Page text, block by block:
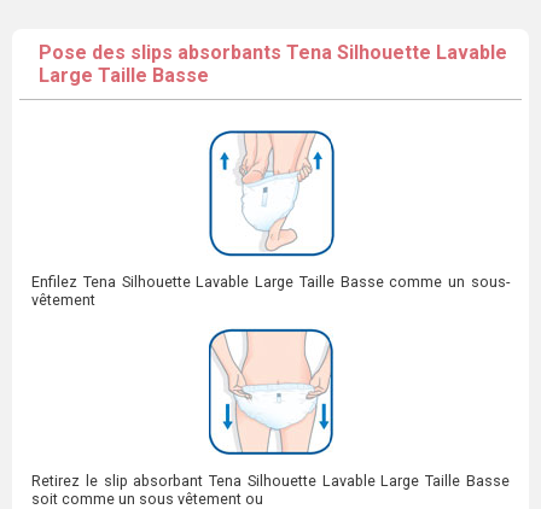
Pose des slips absorbants Tena Silhouette Lavable
Large Taille Basse
Enfilez Tena Silhouette Lavable Large Taille Basse comme un sous-
vêtement
Retirez le slip absorbant Tena Silhouette Lavable Large Taille Basse
soit comme un sous vêtement ou